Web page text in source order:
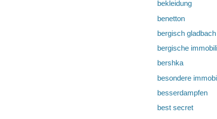
bekleidung
benetton
bergisch gladbach
bergische
bershka
besondere
besserdampfen
best secret